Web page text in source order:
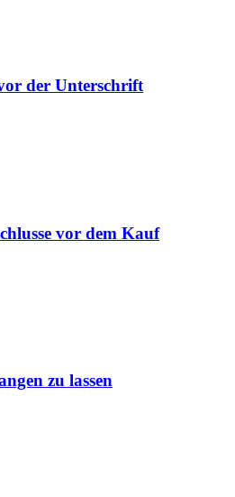
der Unterschrift
vor dem Kauf
zu lassen